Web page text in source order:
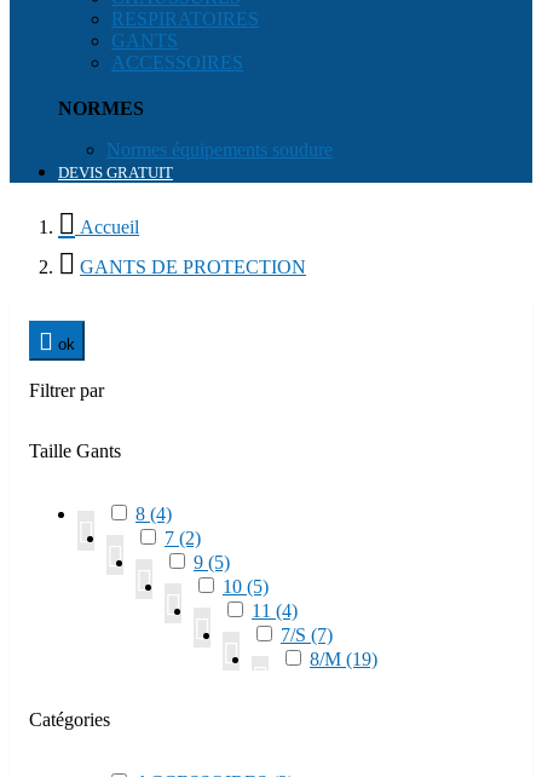
RESPIRATOIRES
GANTS
ACCESSOIRES
NORMES
Normes équipements soudure
DEVIS GRATUIT
 Accueil
 GANTS DE PROTECTION
 ok
Filtrer par
Taille Gants

8 (4)

7 (2)

9 (5)

10 (5)

11 (4)

7/S (7)
8/M (19)
Catégories